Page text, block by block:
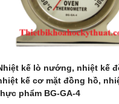
kế lò nướng, nhiệt kế
kế cơ mặt đồng hồ,
phẩm BG-GA-4